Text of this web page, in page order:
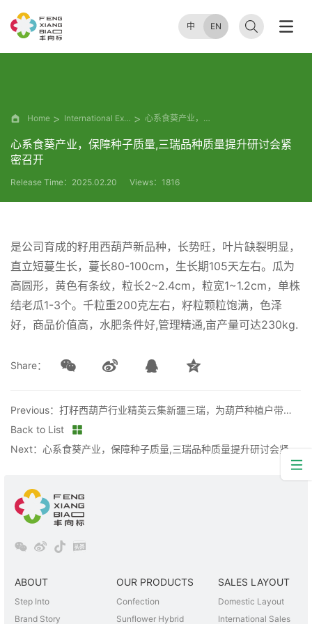
中 EN
Home International Exhibition 心系食葵产业，保障种子质量,三瑞品种质量提升研讨会紧密召开
心系食葵产业，保障种子质量,三瑞品种质量提升研讨会紧
密召开
Release Time：2025.02.20 Views：1816
是公司育成的籽用西葫芦新品种，长势旺，叶片缺裂明显，
直立短蔓生长，蔓长80-100cm，生长期105天左右。瓜为
高圆形，黄色有条纹，粒长2~2.4cm，粒宽1~1.2cm，单株
结老瓜1-3个。千粒重200克左右，籽粒颗粒饱满，色泽
好，商品价值高，水肥条件好,管理精通,亩产量可达230kg.
Share：
Previous：打籽西葫芦行业精英云集新疆三瑞，为葫芦种植户带来哪些优势？
Back to List
ABOUT
Step Into
Brand Story
OUR PRODUCTS
Confection
Sunflower Hybrid
SALES LAYOUT
Domestic Layout
International Sales